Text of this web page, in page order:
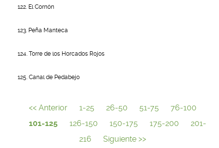
122. El Cornón
123. Peña Manteca
124. Torre de los Horcados Rojos
125. Canal de Pedabejo
<< Anterior 1-25 26-50 51-75
76-100
101-125
126-150 150-175 175-200
201-
216
Siguiente >>